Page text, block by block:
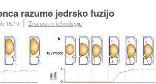
razume jedrsko fuzijo
18:19 Znanost in tehnologija